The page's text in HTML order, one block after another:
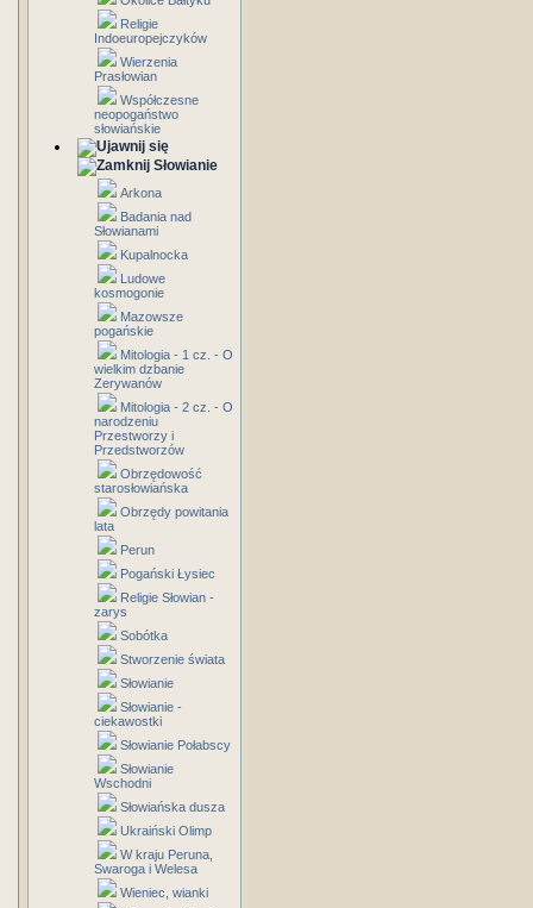
Religie
Indoeuropejczyków
Wierzenia
Prasłowian
Współczesne
neopogaństwo
słowiańskie
Słowianie
Arkona
Badania nad
Słowianami
Kupalnocka
Ludowe
kosmogonie
Mazowsze
pogańskie
Mitologia - 1 cz. - O
wielkim dzbanie
Zerywanów
Mitologia - 2 cz. - O
narodzeniu
Przestworzy i
Przedstworzów
Obrzędowość
starosłowiańska
Obrzędy powitania
lata
Perun
Pogański Łysiec
Religie Słowian -
zarys
Sobótka
Stworzenie świata
Słowianie
Słowianie -
ciekawostki
Słowianie Połabscy
Słowianie
Wschodni
Słowiańska dusza
Ukraiński Olimp
W kraju Peruna,
Swaroga i Welesa
Wieniec, wianki